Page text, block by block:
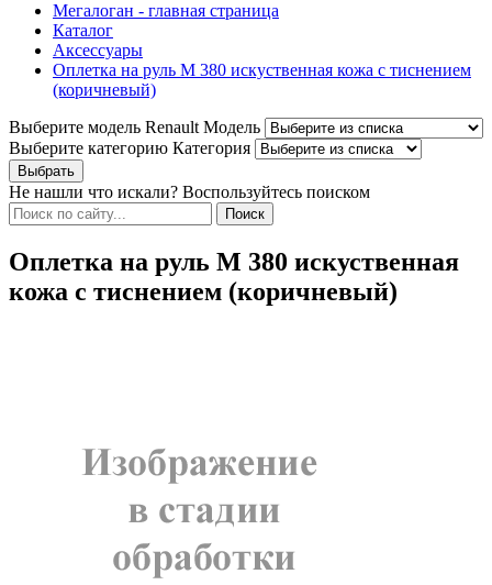
Мегалоган - главная страница
Каталог
Аксессуары
Оплетка на руль M 380 искуственная кожа c тиснением
(коричневый)
Выберите модель Renault Модель
Выберите категорию Категория
Не нашли что искали? Воспользуйтесь поиском
Оплетка на руль M 380 искуственная
кожа c тиснением (коричневый)